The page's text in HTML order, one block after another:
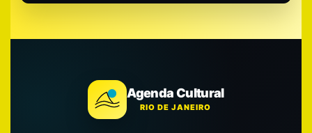
Agenda Cultural
RIO DE JANEIRO